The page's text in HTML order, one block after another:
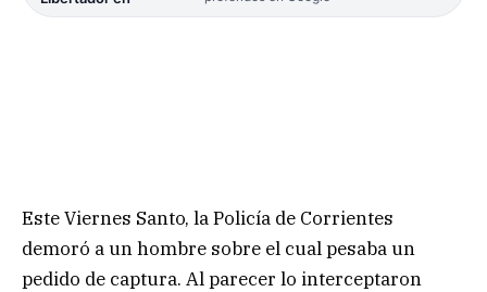
Este Viernes Santo, la Policía de Corrientes
demoró a un hombre sobre el cual pesaba un
pedido de captura. Al parecer lo interceptaron